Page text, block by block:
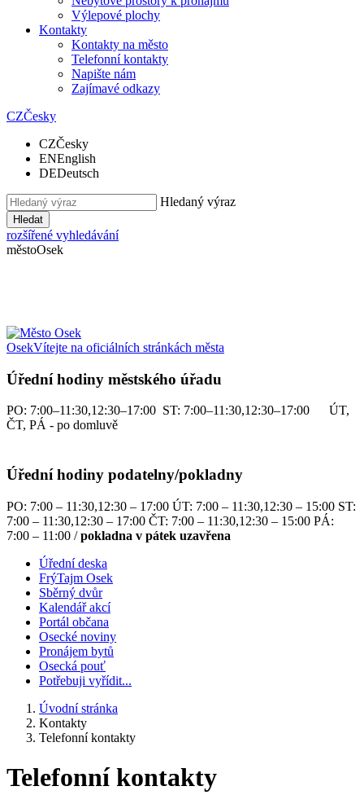
Výlepové plochy
Kontakty
Kontakty na město
Telefonní kontakty
Napište nám
Zajímavé odkazy
CZČesky
CZČesky
ENEnglish
DEDeutsch
Hledaný výraz
Hledat
rozšířené vyhledávání
městoOsek
OsekVítejte na oficiálních stránkách města
Úřední hodiny městského úřadu
PO: 7:00–11:30,12:30–17:00 ST: 7:00–11:30,12:30–17:00 ÚT,
ČT, PÁ - po domluvě
Úřední hodiny podatelny/pokladny
PO: 7:00 – 11:30,12:30 – 17:00 ÚT: 7:00 – 11:30,12:30 – 15:00 ST:
7:00 – 11:30,12:30 – 17:00 ČT: 7:00 – 11:30,12:30 – 15:00 PÁ:
7:00 – 11:00 /pokladna v pátek uzavřena
Úřední deska
FrýTajm Osek
Sběrný dvůr
Kalendář akcí
Portál občana
Osecké noviny
Pronájem bytů
Osecká pouť
Potřebuji vyřídit...
Úvodní stránka
Kontakty
Telefonní kontakty
Telefonní kontakty